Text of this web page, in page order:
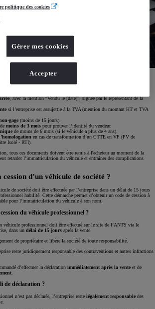
de société, plusieurs documents sont obligatoires.
, avec la mention “Vendu le [date]”, signée par le représentant de la
si l’entreprise est assujettie à la TVA (mention du montant HT et TVA
gage (moins de 15 jours).
de moins de 3 mois pour prouver l’identité du vendeur.
de moins de 6 mois (si le véhicule a plus de 4 ans).
en cas de transformation d’un CTTE en VP (PV de
Isolé - RTI).
tous ces documents doivent être remis à l'acheteur au moment de la
retarder l’immatriculation du véhicule et entraîner des complications
d’un véhicule de société ?
de société doit être effectuée par l’entreprise dans un délai de 15 jours
habilité. Cette démarche permet d’obtenir un code de cession à
pour l’immatriculation du véhicule à son nom.
du véhicule professionnel ?
véhicule professionnel doit être effectué sur le site de l’ANTS via le
dans un délai de 15 jours après la vente.
de propriétaire et libère la société de toute responsabilité.
reste juridiquement responsable des contraventions et autres infractions
d’effectuer la déclaration immédiatement après la vente et de
de déclaration ?
n’est pas déclarée, l’entreprise reste légalement responsable des
politique des cookies
Gérer mes cookies
Accepter